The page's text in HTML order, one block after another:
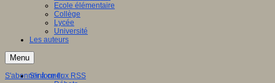
Ecole élémentaire
Collège
Lycée
Université
Les auteurs
Menu
S'informer
S'abonner à ce flux RSS